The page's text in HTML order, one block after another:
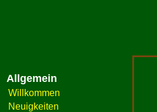
Allgemein
Willkommen
Neuigkeiten